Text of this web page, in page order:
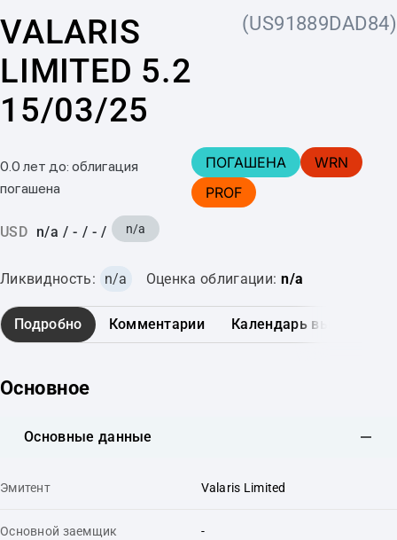
VALARIS
LIMITED 5.2
15/03/25
(US91889DAD84)
0.0 лет до: облигация
погашена
ПОГАШЕНА
WRN
PROF
USD n/a / - / - / n/a
Ликвидность: n/a Оценка облигации: n/a
Подробно Комментарии Календарь выплат
Основное
Основные данные
Эмитент Valaris Limited
Основной заемщик -